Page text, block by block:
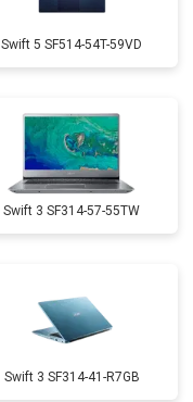
Swift 5 SF514-54T-59VD
Swift 3 SF314-57-55TW
Swift 3 SF314-41-R7GB